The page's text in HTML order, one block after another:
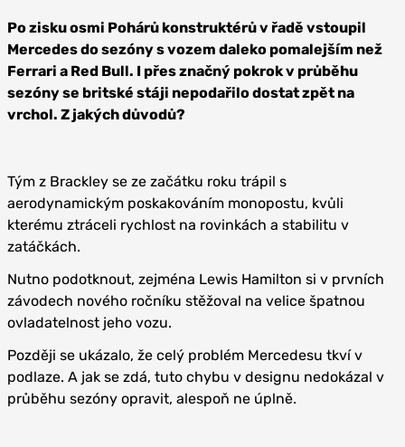
Mercedes-AMG Petronas F1
Po zisku osmi Pohárů konstruktérů v řadě vstoupil
Mercedes do sezóny s vozem daleko pomalejším než
Ferrari a Red Bull. I přes značný pokrok v průběhu
sezóny se britské stáji nepodařilo dostat zpět na
vrchol. Z jakých důvodů?
Tým z Brackley se ze začátku roku trápil s
aerodynamickým poskakováním monopostu, kvůli
kterému ztráceli rychlost na rovinkách a stabilitu v
zatáčkách.
Nutno podotknout, zejména Lewis Hamilton si v prvních
závodech nového ročníku stěžoval na velice špatnou
ovladatelnost jeho vozu.
Později se ukázalo, že celý problém Mercedesu tkví v
podlaze. A jak se zdá, tuto chybu v designu nedokázal v
průběhu sezóny opravit, alespoň ne úplně.